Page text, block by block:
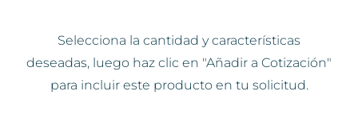
Selecciona la cantidad y características
deseadas, luego haz clic en "Añadir a Cotización"
para incluir este producto en tu solicitud.